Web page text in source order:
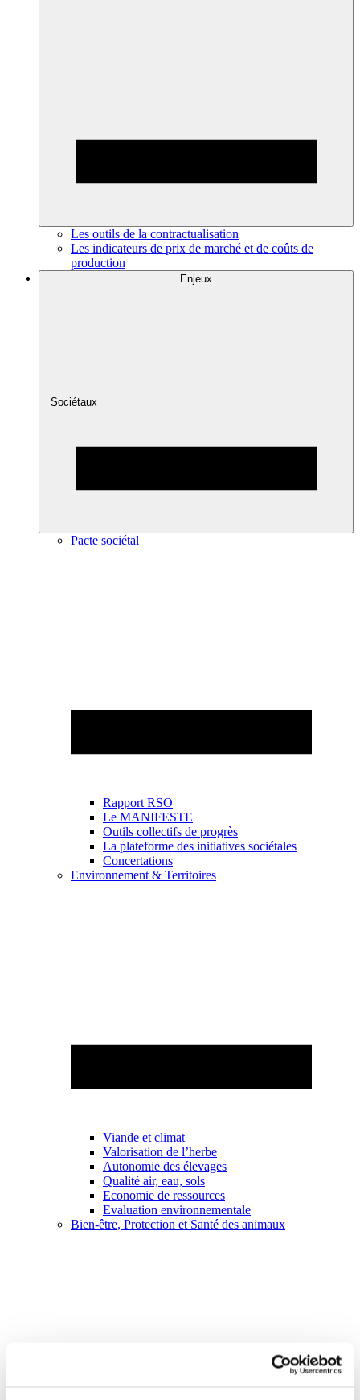
Les outils de la contractualisation
Les indicateurs de prix de marché et de coûts de
production
Enjeux
Sociétaux
Pacte sociétal
Rapport RSO
Le MANIFESTE
Outils collectifs de progrès
La plateforme des initiatives sociétales
Concertations
Environnement & Territoires
Viande et climat
Valorisation de l’herbe
Autonomie des élevages
Qualité air, eau, sols
Economie de ressources
Evaluation environnementale
Bien-être, Protection et Santé des animaux